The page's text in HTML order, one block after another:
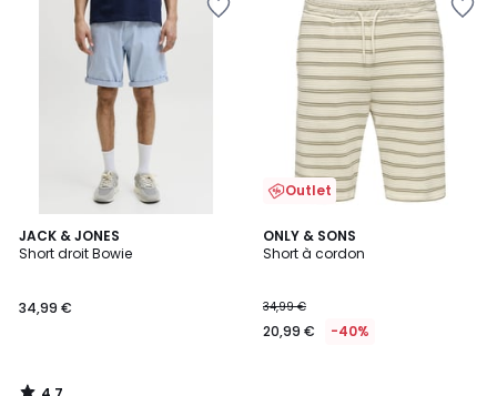
JACK & JONES
Short droit Bowie
34,99 €
4,7
/ 5
Outlet
ONLY & SONS
Short à cordon
34,99 €
20,99 € -40%